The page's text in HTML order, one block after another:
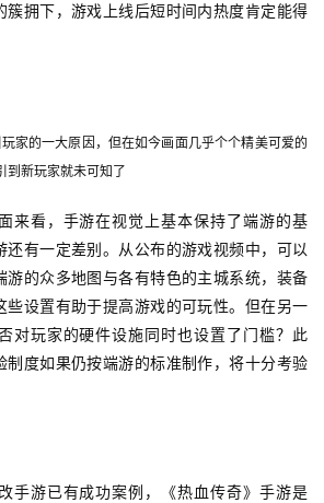
簇拥下，游戏上线后短时间内热度肯定能得
家的一大原因，但在如今画面几乎个个精美可爱的
到新玩家就未可知了
来看，手游在视觉上基本保持了端游的基
还有一定差别。从公布的游戏视频中，可以
游的众多地图与各有特色的主城系统，装备
些设置有助于提高游戏的可玩性。但在另一
对玩家的硬件设施同时也设置了门槛？此
制度如果仍按端游的标准制作，将十分考验
手游已有成功案例，《热血传奇》手游是